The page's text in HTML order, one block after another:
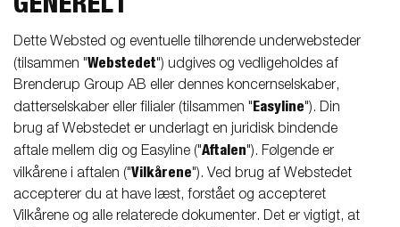
Dette Websted og eventuelle tilhørende underwebsteder
(tilsammen "Webstedet") udgives og vedligeholdes af
Brenderup Group AB eller dennes koncernselskaber,
datterselskaber eller filialer (tilsammen " Easyline"). Din
brug af Webstedet er underlagt en juridisk bindende
aftale mellem dig og Easyline ("Aftalen"). Følgende er
vilkårene i aftalen ("Vilkårene"). Ved brug af Webstedet
accepterer du at have læst, forstået og accepteret
Vilkårene og alle relaterede dokumenter. Det er vigtigt, at